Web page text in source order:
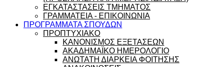
ΕΓΚΑΤΑΣΤΑΣΕΙΣ ΤΜΗΜΑΤΟΣ
ΓΡΑΜΜΑΤΕΙΑ - ΕΠΙΚΟΙΝΩΝΙΑ
ΠΡΟΓΡΑΜΜΑΤΑ ΣΠΟΥΔΩΝ
ΠΡΟΠΤΥΧΙΑΚΟ
ΚΑΝΟΝΙΣΜΟΣ ΕΞΕΤΑΣΕΩΝ
ΑΚΑΔΗΜΑΪΚΟ ΗΜΕΡΟΛΟΓΙΟ
ΑΝΩΤΑΤΗ ΔΙΑΡΚΕΙΑ ΦΟΙΤΗΣΗΣ